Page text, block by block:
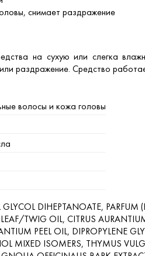
снимает раздражение
на сухую или слегка
раздражение. Средство
волосы и кожа головы
DIHEPTANOATE,
TWIG OIL, CITRUS
PEEL OIL, DIPROPYLENE
MIXED ISOMERS, THYMUS